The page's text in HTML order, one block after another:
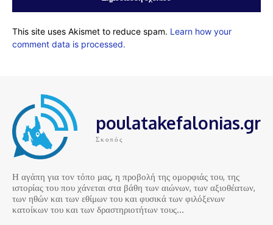
This site uses Akismet to reduce spam. Learn how your
comment data is processed.
poulatakefalonias.gr
Σκοπός
Η αγάπη για τον τόπο μας, η προβολή της ομορφιάς του, της
ιστορίας του που χάνεται στα βάθη των αιώνων, των αξιοθέατων,
των ηθών και των εθίμων του και φυσικά των φιλόξενων
κατοίκων του και των δραστηριοτήτων τους…